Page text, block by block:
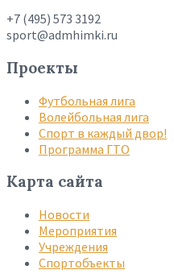
+7 (495) 573 3192
sport@admhimki.ru
Проекты
Футбольная лига
Волейбольная лига
Спорт в каждый двор!
Программа ГТО
Карта сайта
Новости
Мероприятия
Учреждения
Спортобъекты